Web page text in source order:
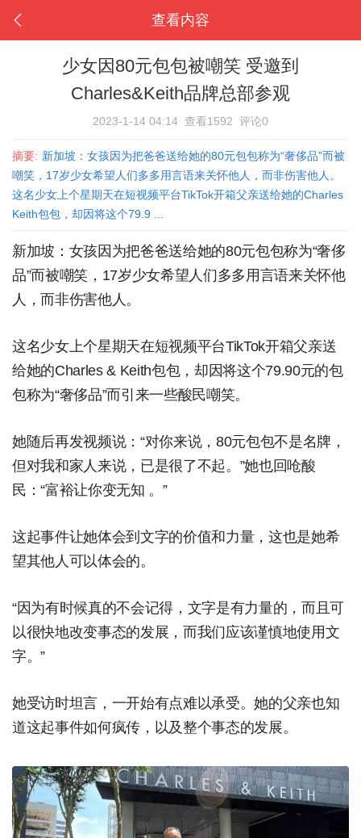
查看内容
少女因80元包包被嘲笑 受邀到
Charles&Keith品牌总部参观
2023-1-14 04:14 查看1592 评论0
摘要: 新加坡：女孩因为把爸爸送给她的80元包包称为“奢侈品”而被
嘲笑，17岁少女希望人们多多用言语来关怀他人，而非伤害他人。
这名少女上个星期天在短视频平台TikTok开箱父亲送给她的Charles
Keith包包，却因将这个79.9 ...
新加坡：女孩因为把爸爸送给她的80元包包称为“奢侈
品”而被嘲笑，17岁少女希望人们多多用言语来关怀他
人，而非伤害他人。
这名少女上个星期天在短视频平台TikTok开箱父亲送
给她的Charles & Keith包包，却因将这个79.90元的包
包称为“奢侈品”而引来一些酸民嘲笑。
她随后再发视频说：“对你来说，80元包包不是名牌，
但对我和家人来说，已是很了不起。”她也回呛酸
民：“富裕让你变无知 。”
这起事件让她体会到文字的价值和力量，这也是她希
望其他人可以体会的。
“因为有时候真的不会记得，文字是有力量的，而且可
以很快地改变事态的发展，而我们应该谨慎地使用文
字。”
她受访时坦言，一开始有点难以承受。她的父亲也知
道这起事件如何疯传，以及整个事态的发展。